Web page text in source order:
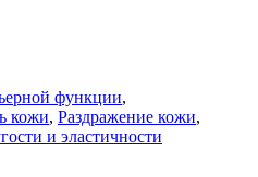
функции,
кожи, Раздражение кожи,
и эластичности